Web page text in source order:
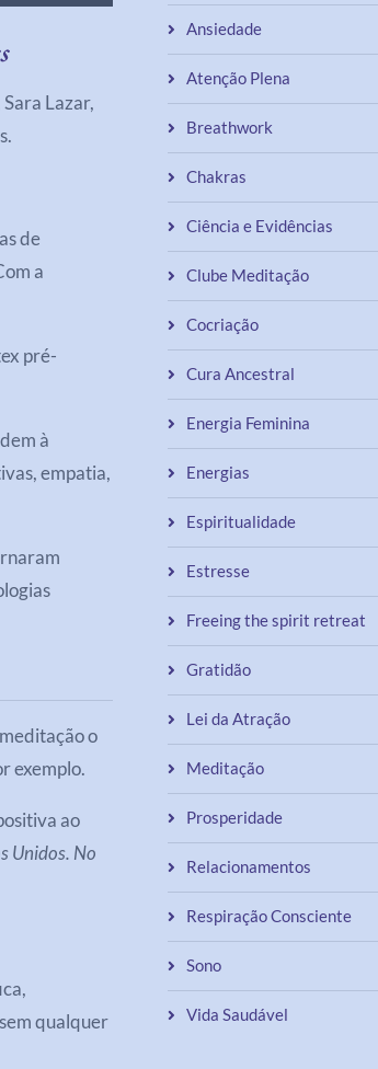
Lazar,
de
a
pré-
à
empatia,
o
exemplo.
ao
Unidos. No
qualquer
Ansiedade
Atenção Plena
Breathwork
Chakras
Ciência e Evidências
Clube Meditação
Cocriação
Cura Ancestral
Energia Feminina
Energias
Espiritualidade
Estresse
Freeing the spirit retreat
Gratidão
Lei da Atração
Meditação
Prosperidade
Relacionamentos
Respiração Consciente
Sono
Vida Saudável